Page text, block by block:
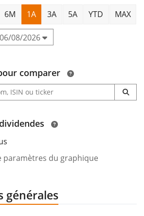
6M 1A 3A 5A YTD MAX
08/2026
comparer
paramètres du graphique
générales